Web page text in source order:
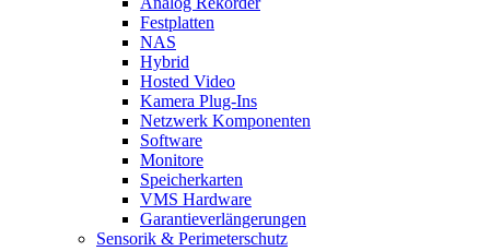
Festplatten
NAS
Hybrid
Hosted Video
Kamera Plug-Ins
Netzwerk Komponenten
Software
Monitore
Speicherkarten
VMS Hardware
Garantieverlängerungen
Sensorik & Perimeterschutz